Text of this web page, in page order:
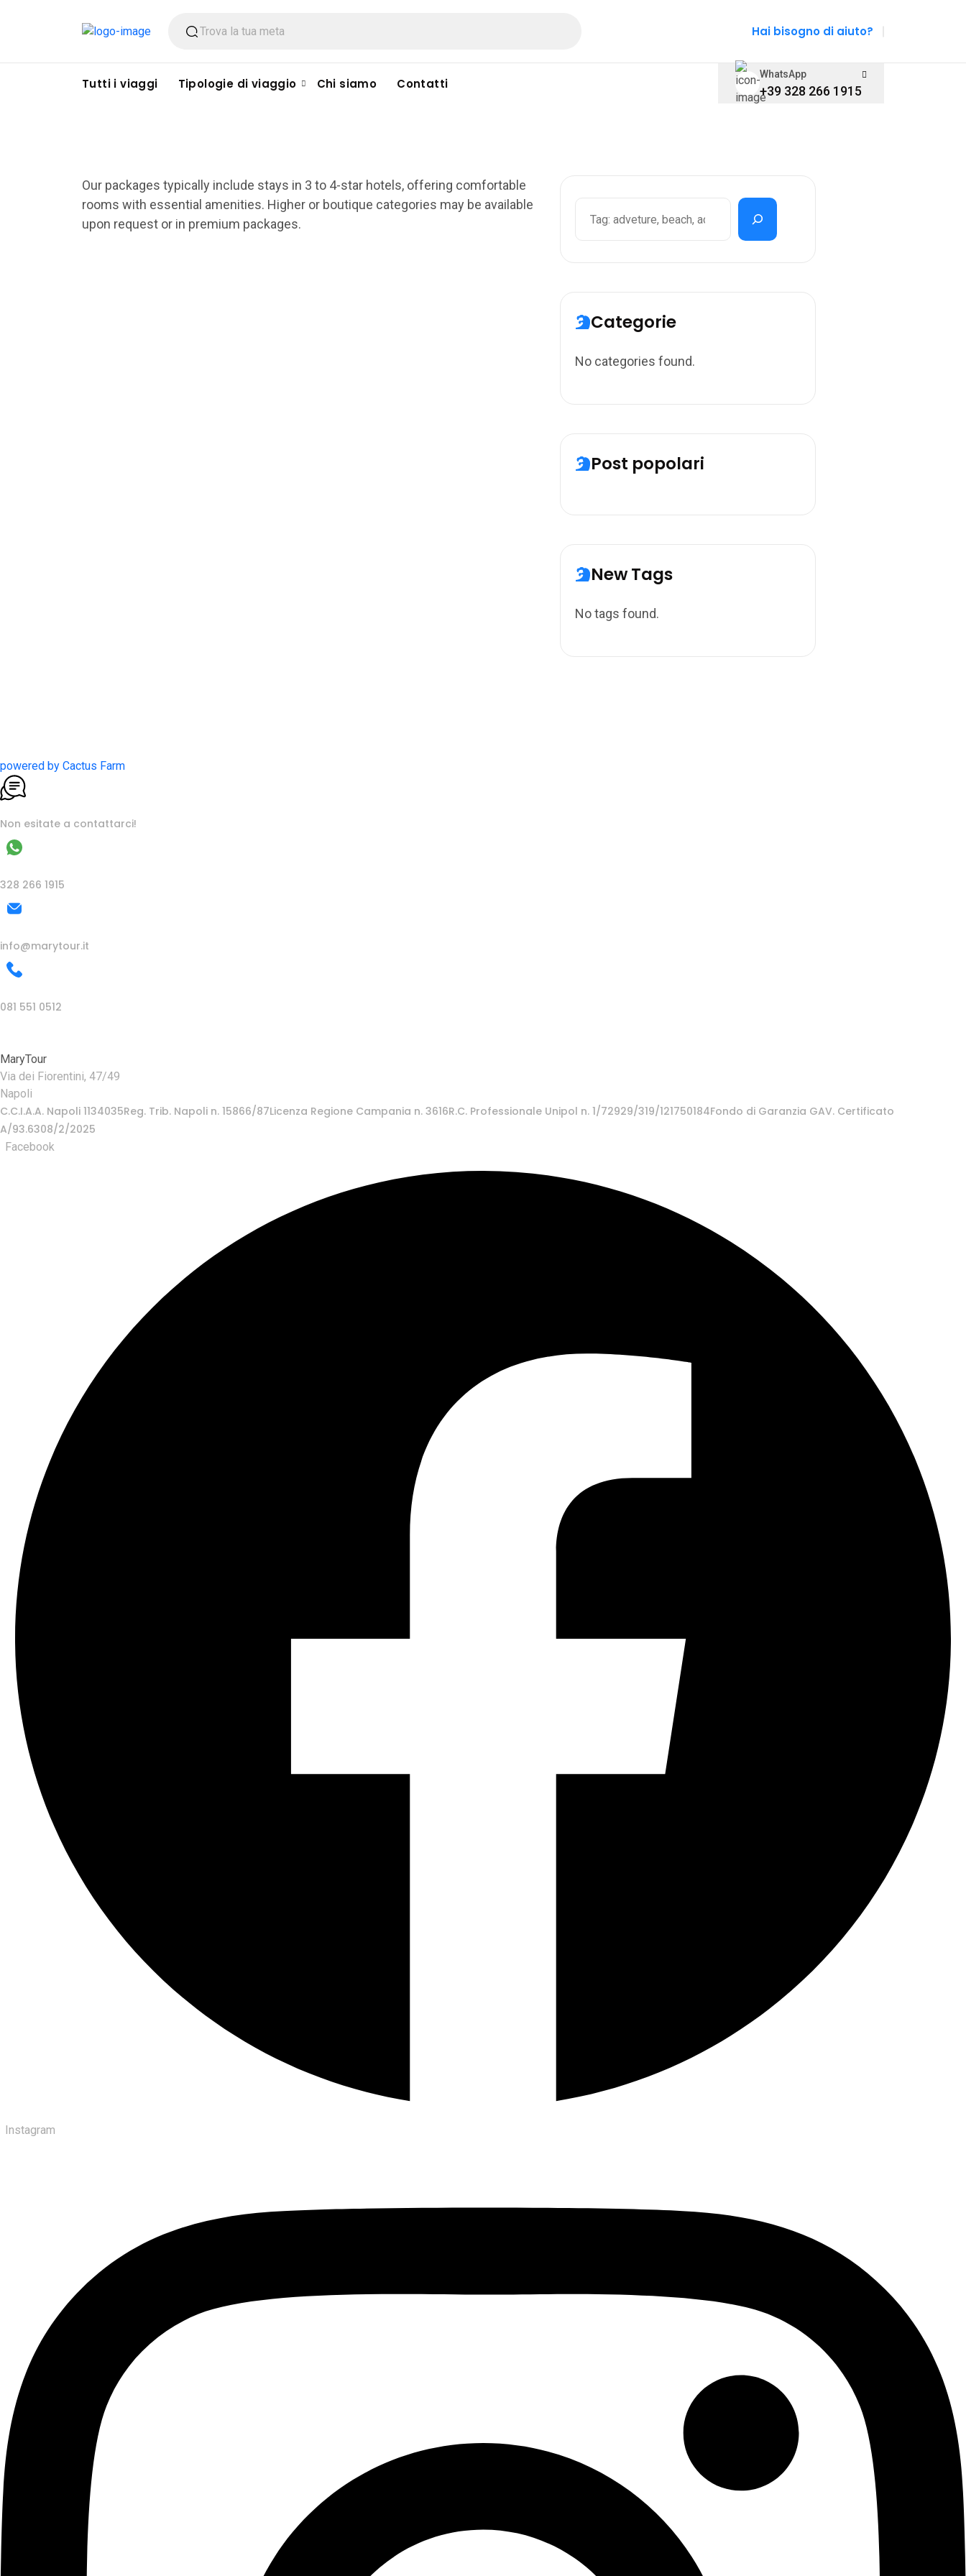
Hai bisogno di aiuto?
Tutti i viaggi Tipologie di viaggio Chi siamo Contatti
WhatsApp
+39 328 266 1915
Our packages typically include stays in 3 to 4-star hotels, offering comfortable
rooms with essential amenities. Higher or boutique categories may be available
upon request or in premium packages.
Categorie
No categories found.
Post popolari
New Tags
No tags found.
powered by Cactus Farm
Non esitate a contattarci!
328 266 1915
info@marytour.it
081 551 0512
MaryTour
Via dei Fiorentini, 47/49
Napoli
C.C.I.A.A. Napoli 1134035Reg. Trib. Napoli n. 15866/87Licenza Regione Campania n. 3616R.C. Professionale Unipol n. 1/72929/319/121750184Fondo di Garanzia GAV. Certificato
A/93.6308/2/2025
Facebook
Instagram